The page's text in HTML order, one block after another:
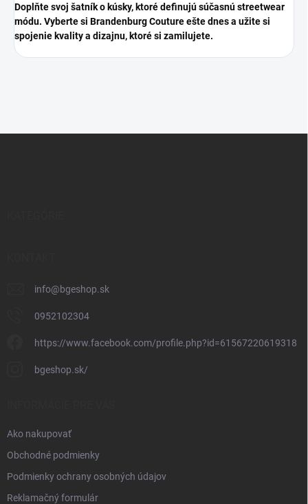
​Doplňte svoj šatník o kúsky, ktoré definujú súčasnú streetwear
módu. Vyberte si Brandenburg Couture ešte dnes a užite si
spojenie kvality a dizajnu, ktoré si zamilujete.
info@bgeshop.sk
0952102304
https://www.facebook.com/profile.php?id=61567220619318
bgeshop.sk/
Ako nakupovať
Obchodné podmienky
Podmienky ochrany osobných údajov
Reklamačný formulár